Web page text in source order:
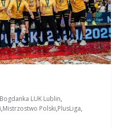
Bogdanka LUK Lublin,
,Mistrzostwo Polski,PlusLiga,